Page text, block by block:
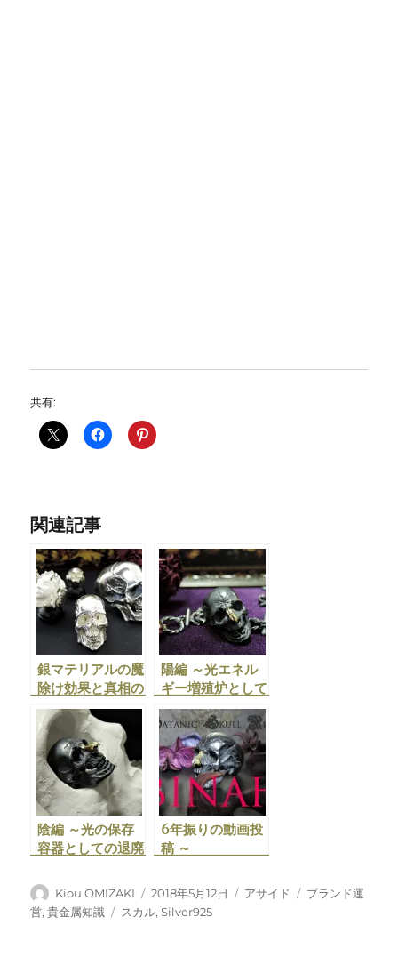
共有:
関連記事
銀マテリアルの魔
除け効果と真相の
考察
陽編 ～光エネル
ギー増殖炉として
のゴールド～
陰編 ～光の保存
容器としての退廃
6年振りの動画投
稿 ～
AILxCOCKx公式
YouTubeチャン
投
稿
Kiou OMIZAKI
投
稿
2018年5月12日
フ
アサイド
カ
ブランド運
営,貴金属知識
タ
スカル,Silver925